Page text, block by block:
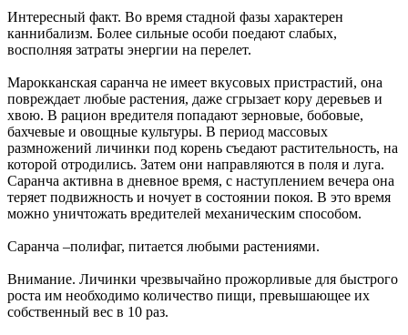
Интересный факт. Во время стадной фазы характерен
каннибализм. Более сильные особи поедают слабых,
восполняя затраты энергии на перелет.
Марокканская саранча не имеет вкусовых пристрастий, она
повреждает любые растения, даже сгрызает кору деревьев и
хвою. В рацион вредителя попадают зерновые, бобовые,
бахчевые и овощные культуры. В период массовых
размножений личинки под корень съедают растительность, на
которой отродились. Затем они направляются в поля и луга.
Саранча активна в дневное время, с наступлением вечера она
теряет подвижность и ночует в состоянии покоя. В это время
можно уничтожать вредителей механическим способом.
Саранча –полифаг, питается любыми растениями.
Внимание. Личинки чрезвычайно прожорливые для быстрого
роста им необходимо количество пищи, превышающее их
собственный вес в 10 раз.